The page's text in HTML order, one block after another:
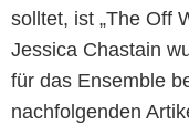
solltet, ist „The Off
Jessica Chastain
für das Ensemble
nachfolgenden